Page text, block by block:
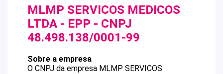
MLMP SERVICOS MEDICOS
LTDA - EPP - CNPJ
48.498.138/0001-99
Sobre a empresa
O CNPJ da empresa MLMP SERVICOS